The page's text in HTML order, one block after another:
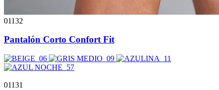
01132
Pantalón Corto Confort Fit
01131